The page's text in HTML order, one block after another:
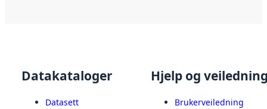
Datakataloger
Datasett
Hjelp og
Brukerveiledning